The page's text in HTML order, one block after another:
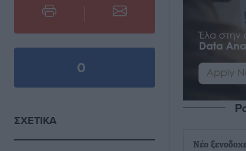
0
ΣΧΕΤΙΚΆ
Νέο